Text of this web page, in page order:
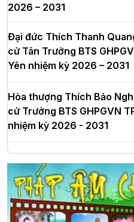
2026 – 2031
Đại đức Thích Thanh
cử Tân Trưởng BTS
Yên nhiệm kỳ 2026 – 2031
Hòa thượng Thích Bảo
cử Trưởng BTS GHPGVN
nhiệm kỳ 2026 - 2031
Hà Nội: Long trọng lễ khởi
dựng Trung tâm văn hóa
đô